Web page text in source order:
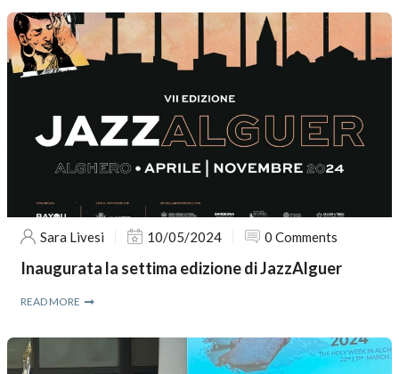
Sara Livesi 10/05/2024 0 Comments
Inaugurata la settima edizione di JazzAlguer
READ MORE